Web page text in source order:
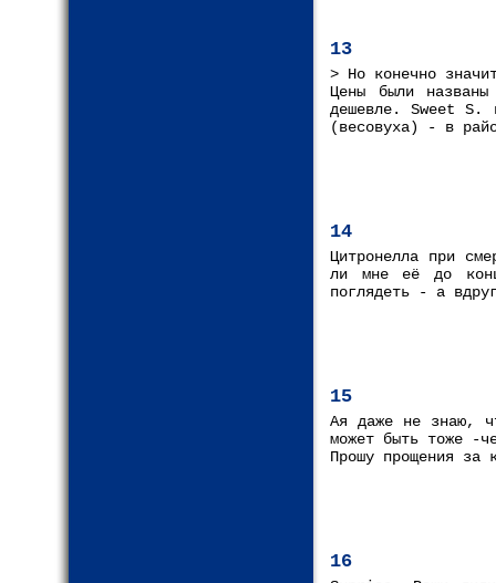
13
> Но конечно
Цены были
дешевле. Sweet S.
(весовуха) - в
14
Цитронелла при
ли мне её до
поглядеть - а
15
Ая даже не знаю,
может быть тоже -
Прошу прощения за
16